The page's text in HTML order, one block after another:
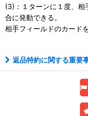
(3)：１ターンに１度、相
合に発動できる。
相手フィールドのカード
返品特約に関する重要